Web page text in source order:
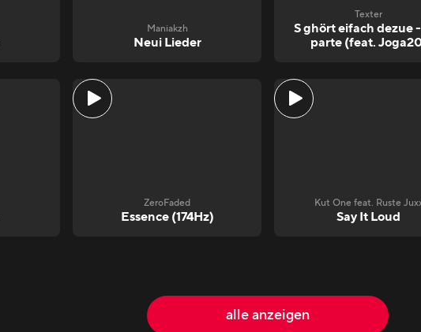
Maniakzh
Neui Lieder
Texter
S ghört eifach dezue
parte (feat.
ZeroFaded
Essence (174Hz)
Kut One feat. Ruste
Say It Loud
alle anzeigen